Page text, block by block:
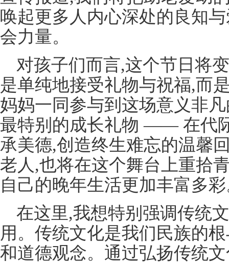
唤起更多人内心深处的良知
会力量。
对孩子们而言,这个节日将
是单纯地接受礼物与祝福,而
妈妈一同参与到这场意义非
最特别的成长礼物 —— 在代
承美德,创造终生难忘的温馨
老人,也将在这个舞台上重拾
自己的晚年生活更加丰富多
在这里,我想特别强调传统
用。传统文化是我们民族的
和道德观念。通过弘扬传统